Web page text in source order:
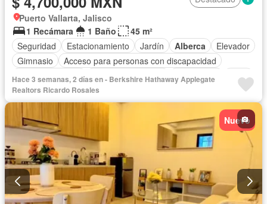
Puerto Vallarta, Jalisco
1 Recámara
1 Baño
45 m²
Seguridad
Estacionamiento Jardín Alberca
Elevador
Gimnasio
Acceso para personas con discapacidad
Cocina equipada
Aire acondicionado Electricidad
Agua
Cuarto de Limpieza
Completamente amueblado
Hace 3 semanas, 2 días en - Berkshire Hathaway Applegate
Realtors Ricardo Rosales
Nuevo